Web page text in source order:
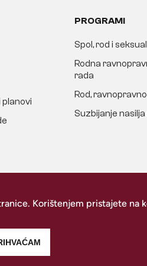
planovi
PROGRAMI
Spol, rod i
Rodna
rada
Rod,
Suzbijanje
Korištenjem pristajete na